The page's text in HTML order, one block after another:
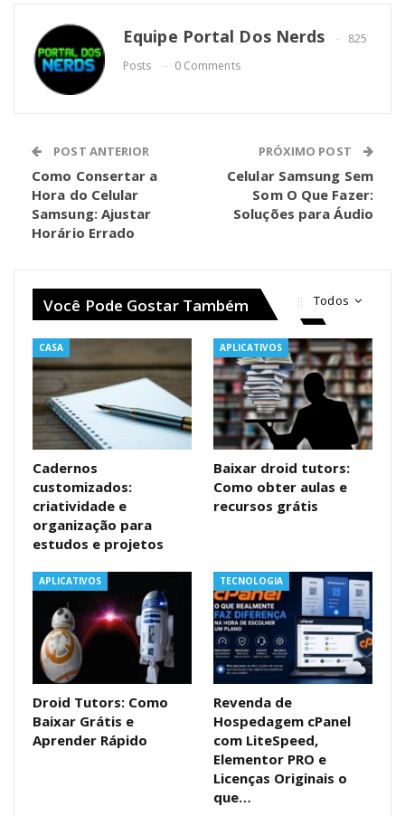
Equipe Portal Dos Nerds
825
Posts
0 Comments
POST ANTERIOR
Como Consertar a
Hora do Celular
Samsung: Ajustar
Horário Errado
PRÓXIMO POST
Celular Samsung Sem
Som O Que Fazer:
Soluções para Áudio
Todos
Você Pode Gostar Também
CASA
Cadernos
customizados:
criatividade e
organização para
estudos e projetos
APLICATIVOS
Baixar droid tutors:
Como obter aulas e
recursos grátis
APLICATIVOS
Droid Tutors: Como
Baixar Grátis e
Aprender Rápido
TECNOLOGIA
Revenda de
Hospedagem cPanel
com LiteSpeed,
Elementor PRO e
Licenças Originais o
que…